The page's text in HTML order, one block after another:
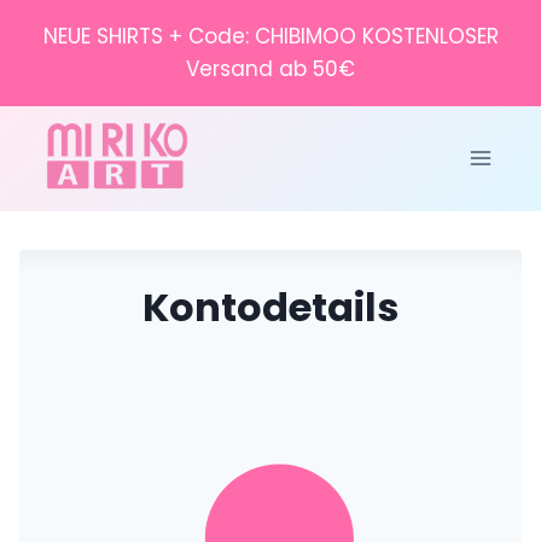
InhaltNEUE SHIRTS + Code: CHIBIMOO KOSTENLOSER
Versand ab 50€
Kontodetails